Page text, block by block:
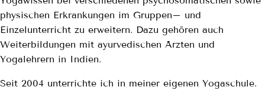
physischen Erkrankungen im Gruppen– und
Einzelunterricht zu erweitern. Dazu gehören auch
Weiterbildungen mit ayurvedischen Ärzten und
Yogalehrern in Indien.
Seit 2004 unterrichte ich in meiner eigenen Yogaschule.